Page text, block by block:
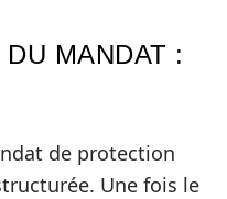
MANDAT :
de protection
Une fois le